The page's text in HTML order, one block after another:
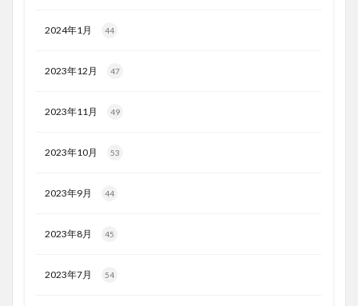
2024年1月 44
2023年12月 47
2023年11月 49
2023年10月 53
2023年9月 44
2023年8月 45
2023年7月 54